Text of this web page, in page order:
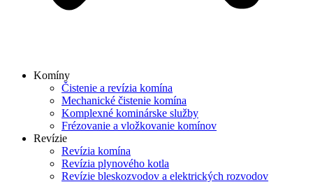
Komíny
Čistenie a revízia komína
Mechanické čistenie komína
Komplexné kominárske služby
Frézovanie a vložkovanie komínov
Revízie
Revízia komína
Revízia plynového kotla
Revízie bleskozvodov a elektrických rozvodov